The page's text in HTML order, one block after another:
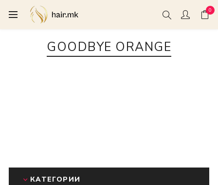
0
GOODBYE ORANGE
КАТЕГОРИИ